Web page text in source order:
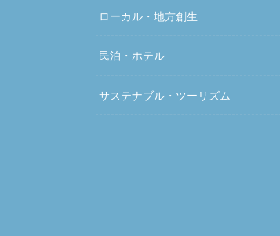
ローカル・地方創生
民泊・ホテル
サステナブル・ツーリズム